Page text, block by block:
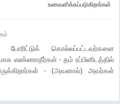
உணவளிக்கப்படுகிறார்கள்
கொல்லப்பட்டவர்களை
எண்ணாதீர்கள் - தம் ரப்பினிடத்தில்
- (அவனால்) அவர்கள்